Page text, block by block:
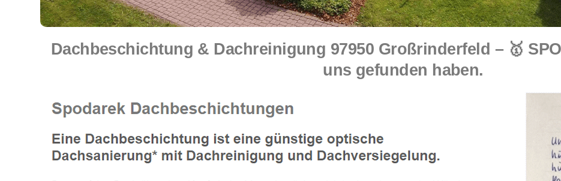
Dachbeschichtung & Dachreinigung 97950 Großrinderfeld – 🥇
uns gefunden haben.